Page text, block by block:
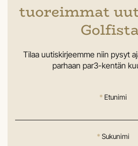
tuoreimmat
Tilaa uutiskirjeemme niin pysyt
parhaan par3-kentän
*Etunimi
*Sukunimi